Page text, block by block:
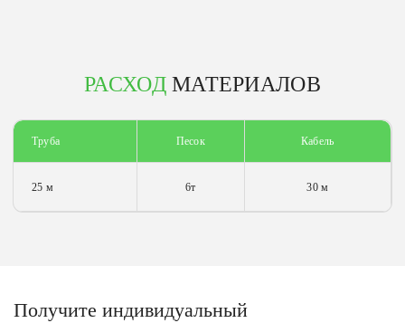
РАСХОДМАТЕРИАЛОВ
Труба
25 м
Песок
6т
Кабель
30 м
Получите индивидуальный